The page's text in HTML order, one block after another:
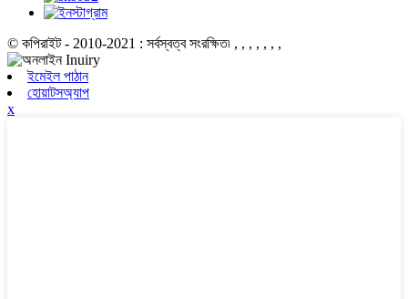
© কপিরাইট - 2010-2021 : সর্বস্বত্ব সংরক্ষিত৷ , , , , , , ,
ইমেইল পাঠান
হোয়াটসঅ্যাপ
x